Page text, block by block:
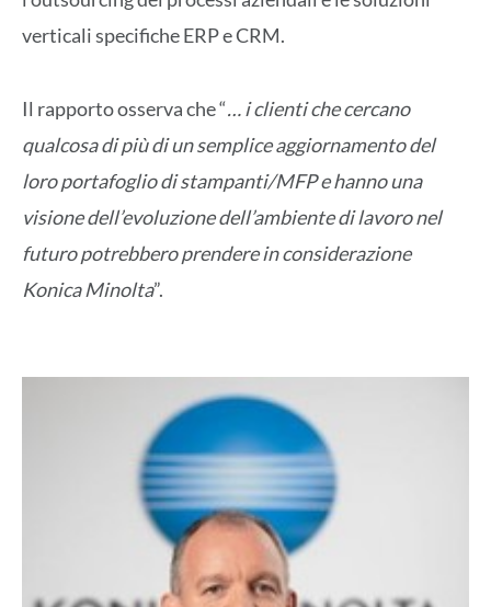
verticali specifiche ERP e CRM.
Il rapporto osserva che “… i clienti che cercano
qualcosa di più di un semplice aggiornamento del
loro portafoglio di stampanti/MFP e hanno una
visione dell’evoluzione dell’ambiente di lavoro nel
futuro potrebbero prendere in considerazione
Konica Minolta”.